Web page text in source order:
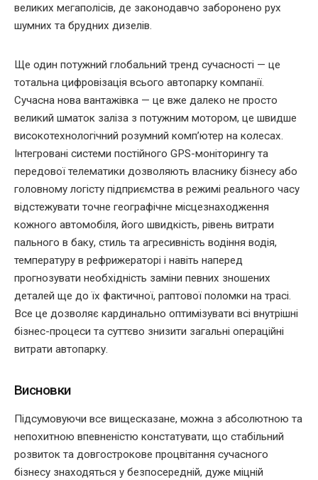
великих мегаполісів, де законодавчо заборонено рух
шумних та брудних дизелів.
Ще один потужний глобальний тренд сучасності — це
тотальна цифровізація всього автопарку компанії.
Сучасна нова вантажівка — це вже далеко не просто
великий шматок заліза з потужним мотором, це швидше
високотехнологічний розумний комп’ютер на колесах.
Інтегровані системи постійного GPS-моніторингу та
передової телематики дозволяють власнику бізнесу або
головному логісту підприємства в режимі реального часу
відстежувати точне географічне місцезнаходження
кожного автомобіля, його швидкість, рівень витрати
пального в баку, стиль та агресивність водіння водія,
температуру в рефрижераторі і навіть наперед
прогнозувати необхідність заміни певних зношених
деталей ще до їх фактичної, раптової поломки на трасі.
Все це дозволяє кардинально оптимізувати всі внутрішні
бізнес-процеси та суттєво знизити загальні операційні
витрати автопарку.
Висновки
Підсумовуючи все вищесказане, можна з абсолютною та
непохитною впевненістю констатувати, що стабільний
розвиток та довгострокове процвітання сучасного
бізнесу знаходяться у безпосередній, дуже міцній